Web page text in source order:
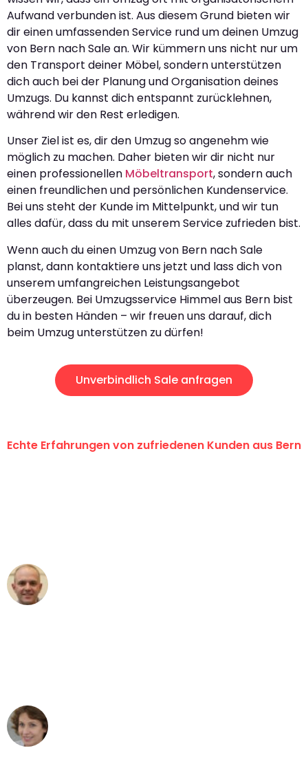
Aufwand verbunden ist. Aus diesem Grund bieten wir
dir einen umfassenden Service rund um deinen Umzug
von Bern nach Sale an. Wir kümmern uns nicht nur um
den Transport deiner Möbel, sondern unterstützen
dich auch bei der Planung und Organisation deines
Umzugs. Du kannst dich entspannt zurücklehnen,
während wir den Rest erledigen.
Unser Ziel ist es, dir den Umzug so angenehm wie
möglich zu machen. Daher bieten wir dir nicht nur
einen professionellen Möbeltransport, sondern auch
einen freundlichen und persönlichen Kundenservice.
Bei uns steht der Kunde im Mittelpunkt, und wir tun
alles dafür, dass du mit unserem Service zufrieden bist.
Wenn auch du einen Umzug von Bern nach Sale
planst, dann kontaktiere uns jetzt und lass dich von
unserem umfangreichen Leistungsangebot
überzeugen. Bei Umzugsservice Himmel aus Bern bist
du in besten Händen – wir freuen uns darauf, dich
beim Umzug unterstützen zu dürfen!
Unverbindlich Sale anfragen
Echte Erfahrungen von zufriedenen Kunden aus Bern